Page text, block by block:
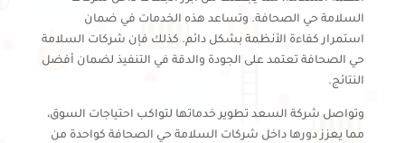
السلامة حي الصحافة. وتساعد هذه الخدمات في ضمان
استمرار كفاءة الأنظمة بشكل دائم. كذلك فإن شركات السلامة
حي الصحافة تعتمد على الجودة والدقة في التنفيذ لضمان أفضل
النتائج.
وتواصل شركة السعد تطوير خدماتها لتواكب احتياجات السوق،
مما يعزز دورها داخل شركات السلامة حي الصحافة كواحدة من